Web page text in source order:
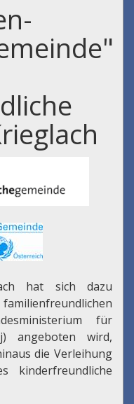
hat sich dazu
für
angeboten wird,
die Verleihung
kinderfreundliche